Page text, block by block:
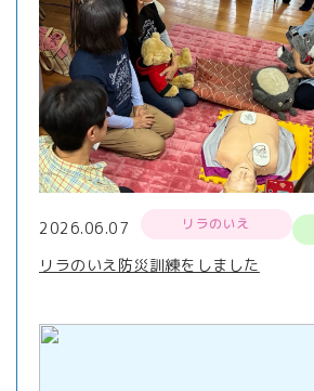
2026.06.07 リラのいえ
リラのいえ防災訓練をしました